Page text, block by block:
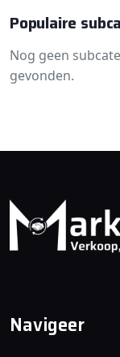
Populaire
Nog geen
gevonden.
Navigeer